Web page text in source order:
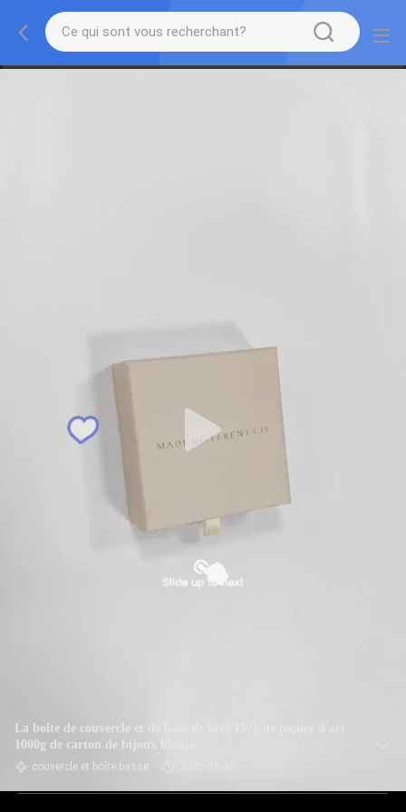
La boîte de couvercle et de base de luxe 157g de papier d'art
1000g de carton de bijoux blancs
couvercle et boîte basse